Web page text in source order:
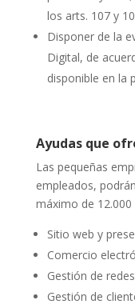
los arts. 107 y
Disponer de la
Digital, de
disponible en la
Ayudas que
Las pequeñas
empleados,
máximo de 12.000
Sitio web y
Comercio
Gestión de
Gestión de